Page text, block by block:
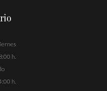
h.
h.